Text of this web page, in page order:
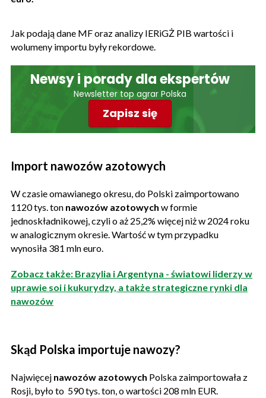
Jak podają dane MF oraz analizy IERiGŻ PIB wartości i
wolumeny importu były rekordowe.
Newsy i porady dla ekspertów
Newsletter top agrar Polska
Zapisz się
Import nawozów azotowych
W czasie omawianego okresu, do Polski zaimportowano
1120 tys. ton nawozów azotowych w formie
jednoskładnikowej, czyli o aż 25,2% więcej niż w 2024 roku
w analogicznym okresie. Wartość w tym przypadku
wynosiła 381 mln euro.
Zobacz także: Brazylia i Argentyna - światowi liderzy w
uprawie soi i kukurydzy, a także strategiczne rynki dla
nawozów
Skąd Polska importuje nawozy?
Najwięcej nawozów azotowych Polska zaimportowała z
Rosji, było to 590 tys. ton, o wartości 208 mln EUR.